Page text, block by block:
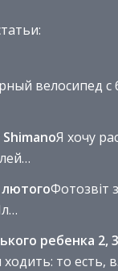
велосипед
Я хочу
лютогоФотозвіт
ребенка 2,
то есть,